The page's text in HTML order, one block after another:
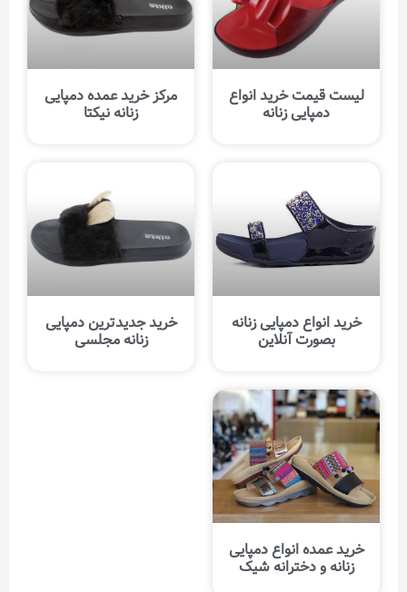
لیست قیمت خرید انواع
دمپایی زنانه
مرکز خرید عمده دمپایی
زنانه نیکتا
خرید انواع دمپایی زنانه
بصورت آنلاین
خرید جدیدترین دمپایی
زنانه مجلسی
خرید عمده انواع دمپایی
زنانه و دخترانه شیک